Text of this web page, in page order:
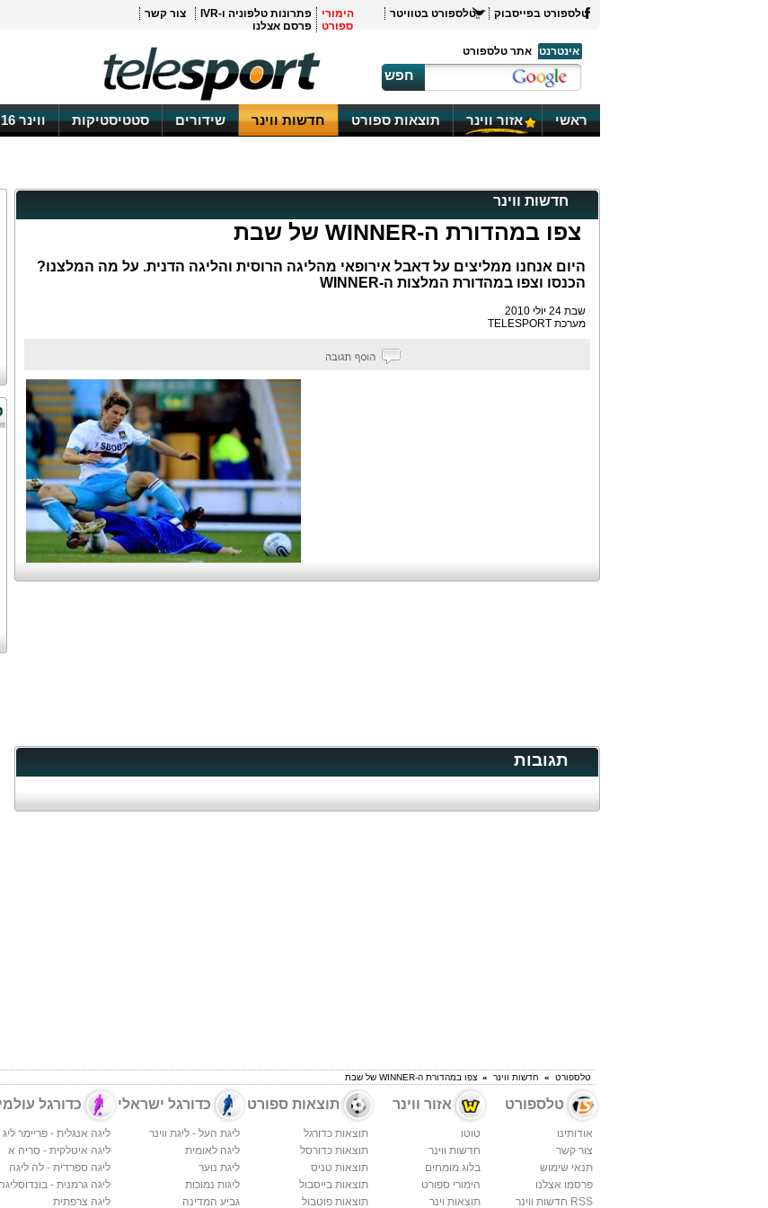
טלספורט בפייסבוק טלספורט בטוויטר
הימורי
ספורט
פתרונות טלפוניה ו-IVR
צור קשר
פרסם אצלנו
אינטרנט
אתר טלספורט
חפש
ראשי אזור ווינר תוצאות ספורט חדשות ווינר שידורים סטטיסטיקות ווינר 16
חדשות ווינר
צפו במהדורת ה-WINNER של שבת
היום אנחנו ממליצים על דאבל אירופאי מהליגה הרוסית והליגה הדנית. על מה המלצנו?
הכנסו וצפו במהדורת המלצות ה-WINNER
שבת 24 יולי 2010
מערכת TELESPORT
תגובות
טלספורט » חדשות ווינר » צפו במהדורת ה-WINNER של שבת
טלספורט
אודותינו
צור קשר
תנאי שימוש
פרסמו אצלנו
RSS חדשות ווינר
אזור ווינר
טוטו
חדשות ווינר
בלוג מומחים
הימורי ספורט
תוצאות וינר
תוצאות ספורט
תוצאות כדורגל
תוצאות כדורסל
תוצאות טניס
תוצאות בייסבול
תוצאות פוטבול
כדורגל ישראלי
ליגת העל - ליגת ווינר
ליגה לאומית
ליגת נוער
ליגות נמוכות
גביע המדינה
כדורגל עולמי
ליגה אנגלית - פריימר ליג
ליגה איטלקית - סריה א
ליגה ספרדית - לה ליגה
ליגה גרמנית - בונדוסליגה
ליגה צרפתית